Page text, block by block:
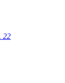
22